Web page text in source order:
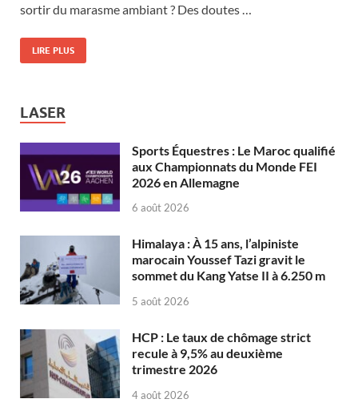
sortir du marasme ambiant ? Des doutes …
LIRE PLUS
LASER
Sports Équestres : Le Maroc qualifié
aux Championnats du Monde FEI
2026 en Allemagne
6 août 2026
Himalaya : À 15 ans, l’alpiniste
marocain Youssef Tazi gravit le
sommet du Kang Yatse II à 6.250 m
5 août 2026
HCP : Le taux de chômage strict
recule à 9,5% au deuxième
trimestre 2026
4 août 2026